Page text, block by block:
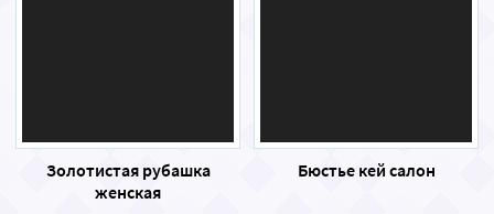
Золотистая рубашка
женская
Бюстье кей салон